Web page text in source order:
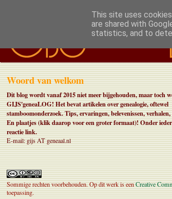
Woord van welkom
Dit blog wordt vanaf 2015 niet meer bijgehouden, maar toch
GIJS'geneaLOG! Het bevat artikelen over genealogie, oftewel
stamboomonderzoek. Tips, ervaringen, belevenissen,
En plaatjes (klik daarop voor een groter formaat)!Onder
reactie link.
E-mail: gijs AT geneaal.nl
Sommige rechten voorbehouden. Op dit werk is eenCreative
toepassing.
This site uses
are shared with
statistics, and to